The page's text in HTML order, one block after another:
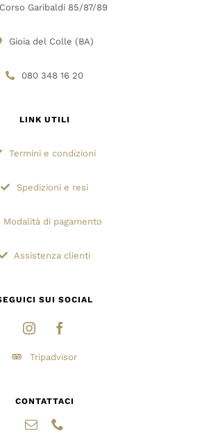
Corso Garibaldi 85/87/89
Gioia del Colle (BA)
080 348 16 20
LINK UTILI
Termini e condizioni
Spedizioni e resi
Modalità di pagamento
Assistenza clienti
SUI SOCIAL
Tripadvisor
CONTATTACI